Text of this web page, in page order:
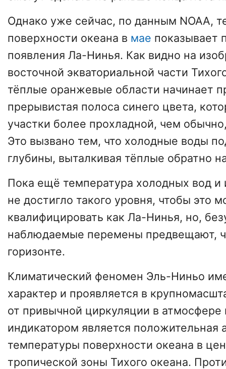
Однако уже сейчас, по данным NOAA,
поверхности океана в мае показывает
появления Ла-Нинья. Как видно на
восточной экваториальной части
тёплые оранжевые области начинает
прерывистая полоса синего цвета,
участки более прохладной, чем
Это вызвано тем, что холодные воды
глубины, выталкивая тёплые обратно
Пока ещё температура холодных вод и
не достигло такого уровня, чтобы это
квалифицировать как Ла-Нинья, но,
наблюдаемые перемены предвещают,
горизонте.
Климатический феномен Эль-Ниньо
характер и проявляется в
от привычной циркуляции в атмосфере
индикатором является положительная
температуры поверхности океана в
тропической зоны Тихого океана.